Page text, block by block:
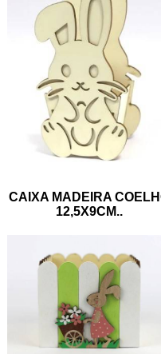
CAIXA MADEIRA
12,5X9CM..